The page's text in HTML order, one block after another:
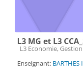
L3 MG et L3
Catégorie de cours
L3 Economie,
Enseignant: BARTHES